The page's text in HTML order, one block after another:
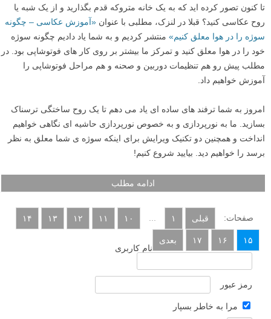
تا کنون تصور کرده اید که به یک خانه متروکه قدم بگذارید و از یک شبه یا
روح عکاسی کنید؟ قبلا در لنزک، مطلبی با عنوان «آموزش عکاسی – چگونه
سوژه را در هوا معلق کنیم» منتشر کردیم و به شما یاد دادیم چگونه سوژه
خود را در هوا معلق کنید و تمرکز ما بیشتر بر روی کار های فوتوشاپی بود. در
مطلب پیش رو هم تنظیمات دوربین و صحنه و هم مراحل فوتوشاپی را
آموزش خواهیم داد.
امروز به شما ترفند های ساده ای یاد می دهم تا یک روح ساختگی ترسناک
بسازید. ما به نورپردازی و به خصوص نورپردازی حاشیه ای نگاهی خواهیم
انداخت و همچنین دو تکنیک ویرایش برای اینکه سوژه ی شما معلق به نظر
برسد را خواهیم دید. بیایید شروع کنیم!
ادامه مطلب
صفحات: قبلی ۱ ... ۱۰ ۱۱ ۱۲ ۱۳ ۱۴
۱۵ ۱۶ ۱۷
بعدی
نام کاربری
رمز عبور
مرا به خاطر بسپار